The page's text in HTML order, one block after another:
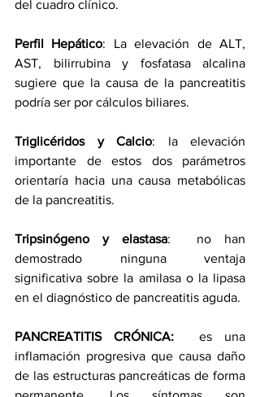
del cuadro clínico.
Perfil Hepático: La elevación de ALT,
AST, bilirrubina y fosfatasa alcalina
sugiere que la causa de la pancreatitis
podría ser por cálculos biliares.
Triglicéridos y Calcio: la elevación
importante de estos dos parámetros
orientaría hacia una causa metabólicas
de la pancreatitis.
Tripsinógeno y elastasa:  no han
demostrado ninguna ventaja
significativa sobre la amilasa o la lipasa
en el diagnóstico de pancreatitis aguda.
PANCREATITIS CRÓNICA:
es una
inflamación progresiva que causa daño
de las estructuras pancreáticas de forma